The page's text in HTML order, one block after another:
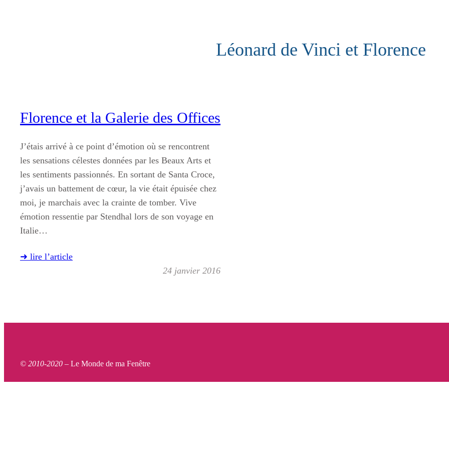
Léonard de Vinci et Florence
Florence et la Galerie des Offices
J’étais arrivé à ce point d’émotion où se rencontrent
les sensations célestes données par les Beaux Arts et
les sentiments passionnés. En sortant de Santa Croce,
j’avais un battement de cœur, la vie était épuisée chez
moi, je marchais avec la crainte de tomber. Vive
émotion ressentie par Stendhal lors de son voyage en
Italie…
➜ lire l’article
24 janvier 2016
© 2010-2020 – Le Monde de ma Fenêtre